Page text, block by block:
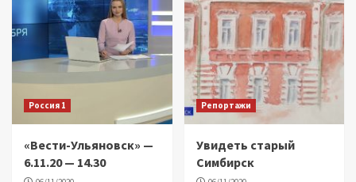
Россия 1
«Вести-Ульяновск» —
6.11.20 — 14.30
Репортажи
Увидеть старый
Симбирск